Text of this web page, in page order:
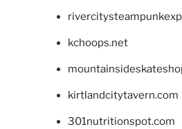
kchoops.net
kirtlandcitytavern.com
301nutritionspot.com